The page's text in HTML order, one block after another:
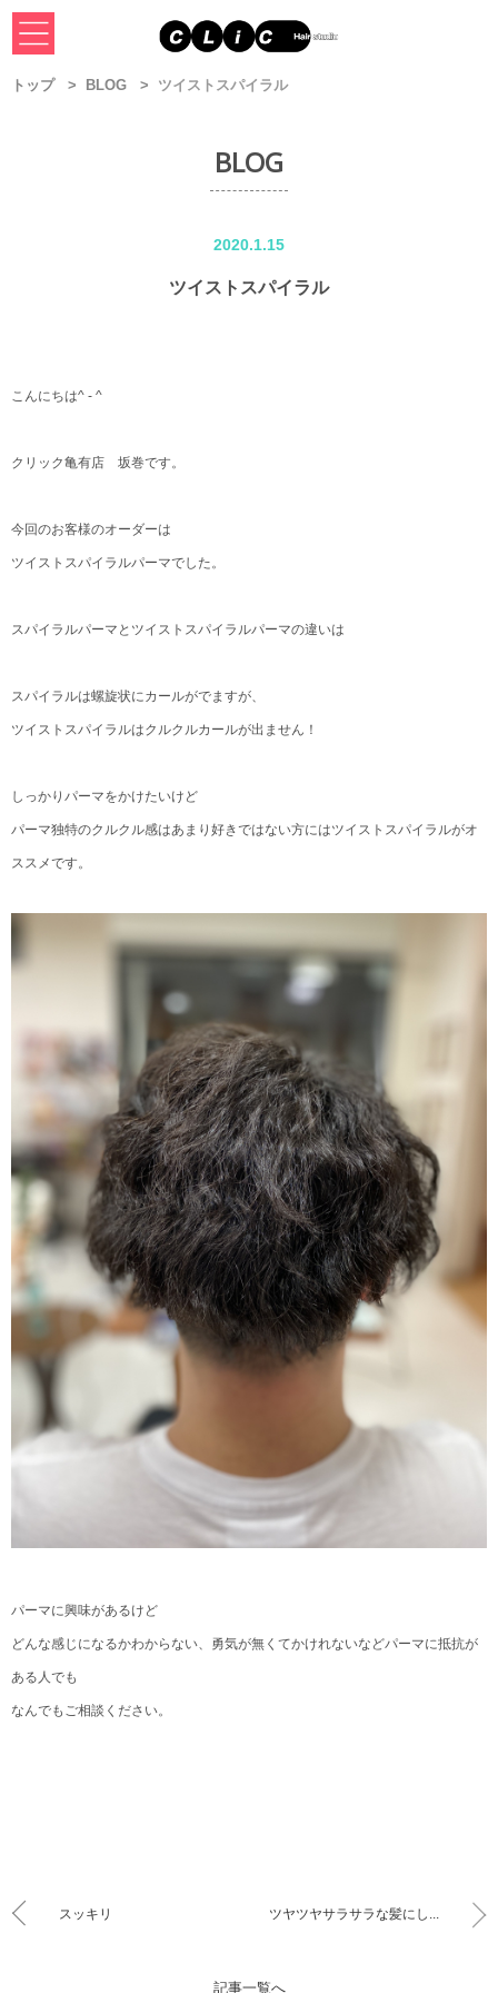
トップ BLOG ツイストスパイラル
BLOG
2020.1.15
ツイストスパイラル
こんにちは^ - ^
クリック亀有店 坂巻です。
今回のお客様のオーダーは
ツイストスパイラルパーマでした。
スパイラルパーマとツイストスパイラルパーマの違いは
スパイラルは螺旋状にカールがでますが、
ツイストスパイラルはクルクルカールが出ません！
しっかりパーマをかけたいけど
パーマ独特のクルクル感はあまり好きではない方にはツイストスパイラルがオ
ススメです。
パーマに興味があるけど
どんな感じになるかわからない、勇気が無くてかけれないなどパーマに抵抗が
ある人でも
なんでもご相談ください。
スッキリ ツヤツヤサラサラな髪にし...
記事一覧へ